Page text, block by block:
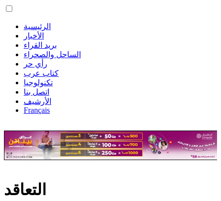
الرئيسية
الأخبار
بريد القراء
الساحل والصحراء
رأي حر
كتاب عرب
تكنولوجيا
اتصل بنا
الأرشيف
Français
التعاقد